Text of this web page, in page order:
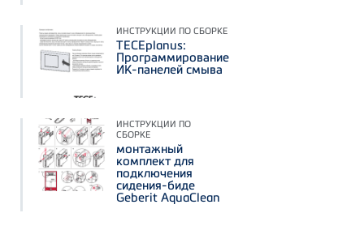
ИНСТРУКЦИИ ПО СБОРКЕ
TECEplanus:
Программирование
ИК-панелей смыва
ИНСТРУКЦИИ ПО
СБОРКЕ
монтажный
комплект для
подключения
сидения-биде
Geberit AquaClean